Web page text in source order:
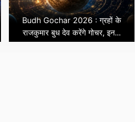
Budh Gochar 2026 : ग्रहों के
राजकुमार बुध देव करेंगे गोचर, इन...